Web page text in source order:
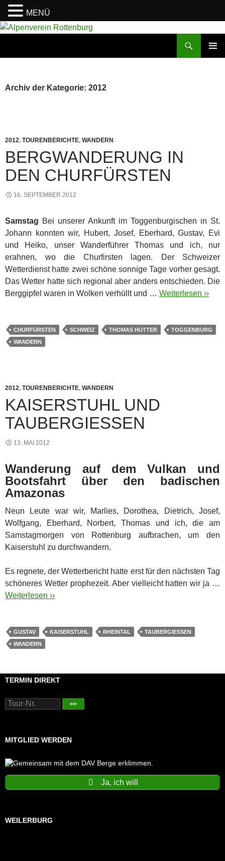
Zum
Archiv der Kategorie: 2012
2012, TOURENBERICHTE, WANDERN
BERGWANDERUNG IN
DEN CHURFÜRSTEN
16. SEPTEMBER 2012
Samstag Bei unserer Ankunft im Toggenburgischen in St.
Johann konnten wir, Hubert, Josef, Eberhard, Gustav, Evi
und Heiko, unser Wanderführer Thomas und ich, nur
erahnen, wo die Churfirsten lagen. Der Schweizer
Wetterdienst hatte zwei schöne sonnige Tage vorher gesagt.
Das Wetter hatte sich regional aber anders entschieden. Die
Berggipfel waren in Wolken verhüllt und … Weiterlesen ››
CHURFÜRSTEN SCHWEIZ THOMAS HUTTER
TOGGENBURG
WANDERN
2012, TOURENBERICHTE, WANDERN
KAISERSTUHL UND
TAUBERGIESSEN
13. MAI 2012
Wanderung auf dem Vulkan und
Bootsfahrt über den badischen
Amazonas
Neun Leute war wir, Marlies, Dorothea, Dietrich, Josef,
Wolfgang, Eberhard, Norbert, Thomas und ich, die am
Samstagmorgen von Rottenburg aufbrachen, um den
Kaiserstuhl zu durchwandern.
Es regnete, der Wetterbericht hatte erst für den nächsten Tag
schöneres Wetter prophezeit. Aber vielleicht hatten wir ja …
Weiterlesen ››
GUSTAV KAISERSTUHL RHEINTAL
TAUBERGIESSEN
WANDERN
TERMIN DIREKT
>>
MITGLIED WERDEN
Ja, ich will
WEILERBURG
MENÜ